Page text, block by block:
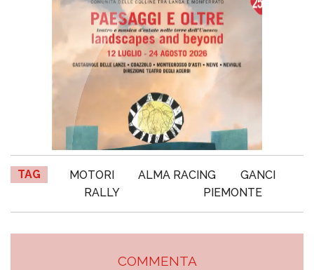
TAG MOTORI ALMA RACING
GANCI
RALLY
PIEMONTE
COMMENTA